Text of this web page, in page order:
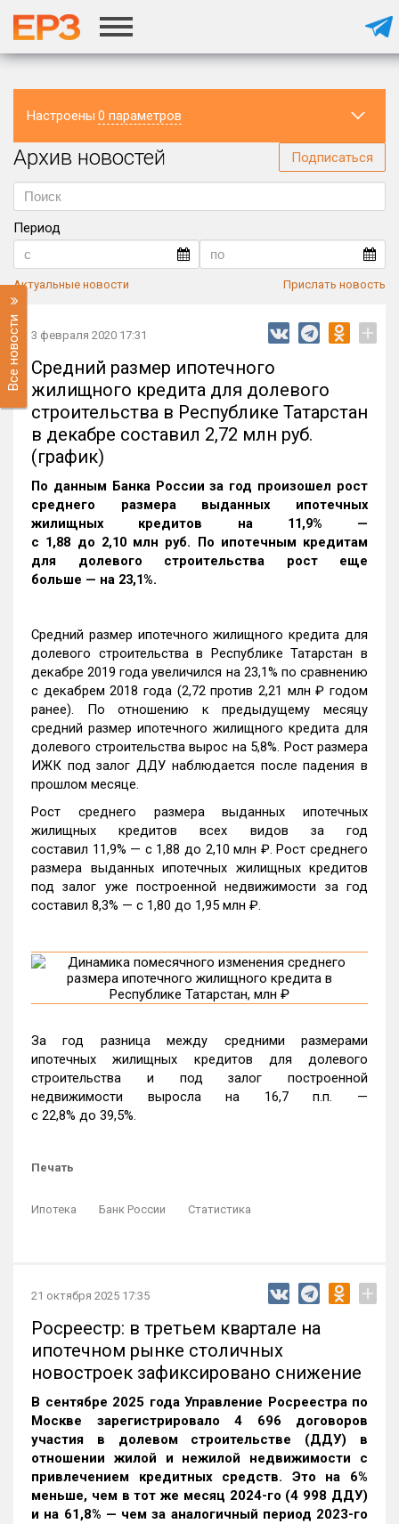
Настроены 0 параметров
Регион
Архив новостей Подписаться
Период
Актуальные новости Прислать новость
Все новости 3 февраля 2020 17:31 +
Средний размер ипотечного
жилищного кредита для долевого
строительства в Республике Татарстан
в декабре составил 2,72 млн руб.
(график)
По данным Банка России за год произошел рост
среднего размера выданных ипотечных
жилищных кредитов на 11,9% —
c 1,88 до 2,10 млн руб. По ипотечным кредитам
для долевого строительства рост еще
больше — на 23,1%.
Средний размер ипотечного жилищного кредита для
долевого строительства в Республике Татарстан в
декабре 2019 года увеличился на 23,1% по сравнению
с декабрем 2018 года (2,72 против 2,21 млн ₽ годом
ранее). По отношению к предыдущему месяцу
средний размер ипотечного жилищного кредита для
долевого строительства вырос на 5,8%. Рост размера
ИЖК под залог ДДУ наблюдается после падения в
прошлом месяце.
Рост среднего размера выданных ипотечных
жилищных кредитов всех видов за год
составил 11,9% — c 1,88 до 2,10 млн ₽. Рост среднего
размера выданных ипотечных жилищных кредитов
под залог уже построенной недвижимости за год
составил 8,3% — c 1,80 до 1,95 млн ₽.
За год разница между средними размерами
ипотечных жилищных кредитов для долевого
строительства и под залог построенной
недвижимости выросла на 16,7 п.п. —
с 22,8% до 39,5%.
Печать
Ипотека Банк России Статистика
21 октября 2025 17:35 +
Росреестр: в третьем квартале на
ипотечном рынке столичных
новостроек зафиксировано снижение
В сентябре 2025 года Управление Росреестра по
Москве зарегистрировало 4 696 договоров
участия в долевом строительстве (ДДУ) в
отношении жилой и нежилой недвижимости с
привлечением кредитных средств. Это на 6%
меньше, чем в тот же месяц 2024-го (4 998 ДДУ)
и на 61,8% — чем за аналогичный период 2023-го